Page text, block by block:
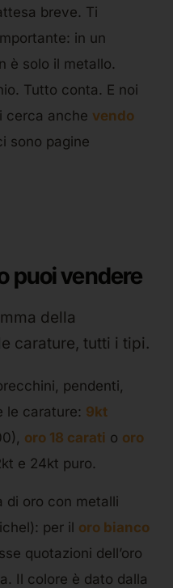
breve. Ti
in un
è solo il metallo.
Tutto conta. E noi
cerca anche vendo
sono pagine
puoi vendere
della
carature, tutti i tipi.
pendenti,
le carature: 9kt
oro 18 carati o oro
e 24kt puro.
di oro con metalli
per il oro bianco
quotazioni dell’oro
Il colore è dato dalla